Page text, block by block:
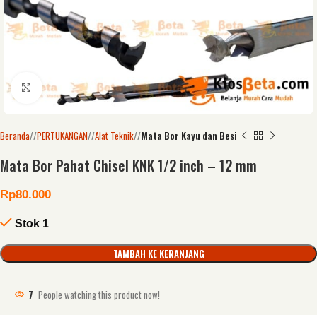
Click to enlarge
Beranda/ PERTUKANGAN/ Alat Teknik/ Mata Bor Kayu dan Besi
Mata Bor Pahat Chisel KNK 1/2 inch – 12 mm
Rp80.000
Stok 1
TAMBAH KE KERANJANG
7 People watching this product now!